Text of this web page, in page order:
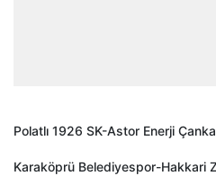
Polatlı 1926 SK-Astor Enerji
Karaköprü Belediyespor-Hakkari